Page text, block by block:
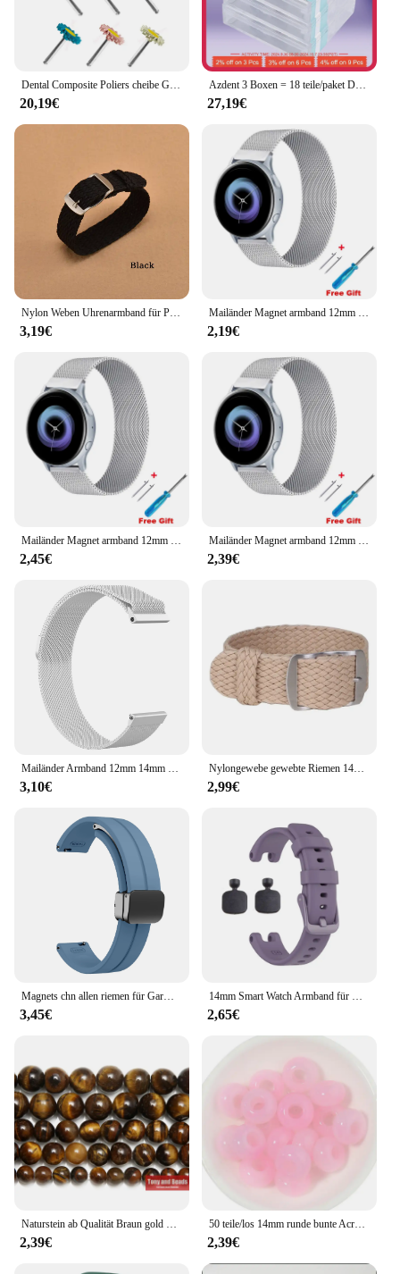
Dental Composite Poliers cheibe Gummi polierer Keramik Poliers cheibe Kit 3-Stufen-Poliersystem ra 14mm Spiral Flex Bürsten werkzeuge
20,19€
Azdent 3 Boxen = 18 teile/paket Dental Composite Harz Poliers cheibe Kit Spiral Flex Bürste Bohrer Diamant System Ra Scheibe 14mm Rad
27,19€
Nylon Weben Uhrenarmband für Perlon Armband Armband Frauen Männer Armband Uhr Zubehör 14mm 16mm 18mm 20mm 22mm Sport Band
3,19€
Mailänder Magnet armband 12mm 14mm 16mm 18mm 20mm 22mm 24mm Schlaufe für amazfit gtr gts Serie für huawei Uhr gt2 gt3 42 46mm
2,19€
2,45€ 2,39€
3,10€
Nylongewebe gewebte Riemen 14mm 16mm 18mm 20mm 22mm Armband für Omega für Swatch MoonSwatch Männer Frauen Universal Sportarmband
2,99€
3,45€ 2,65€
2,39€
50 teile/los 14mm runde bunte Acryl perlen großes Loch Abstand halter lose Perlen für DIY Handwerk Ornament machen Kleidung finden Accesso
2,39€